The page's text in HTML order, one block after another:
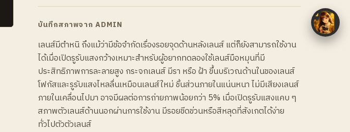
บันทึกสภาพจาก ADMIN
เลนส์มีตำหนิ ถึงแม้ว่ามีข้อจำกัดเรื่องรอยจุดด้านหลังเลนส์ แต่ก็ยังสามารถใช้งาน
ได้เมื่อเปิดรูรับแสงกว้างเหมาะสำหรับผู้อยากทดลองใช้เลนส์มือหมุนที่มี
ประสิทธิภาพการละลายสูง กระจกเลนส์ มีรา หรือ ฝ้า ขึ้นบริเวณด้านในของเลนส์
โฟกัสและรูรับแสงไหลลื่นเหมือนเลนส์ใหม่ ชิ้นส่วนภายในแน่นหนา ไม่มีเสียงเลนส์
ภายในเคลื่อนไปมา อาจมีผลต่อการถ่ายภาพน้อยกว่า 5% เมื่อเปิดรูรับแสงแคบ ๆ
สภาพตัวเลนส์ด้านนอกผ่านการใช้งาน มีรอยขีดข่วนหรือสีหลุดที่สังเกตได้ง่าย
ทั่วไปตัวตัวเลนส์